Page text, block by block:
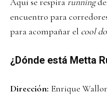
encuentro para
para acompañar el cool
¿Dónde está Metta
Dirección: Enrique